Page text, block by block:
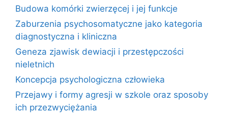
Budowa komórki zwierzęcej i jej funkcje
Zaburzenia psychosomatyczne jako kategoria
diagnostyczna i kliniczna
Geneza zjawisk dewiacji i przestępczości
nieletnich
Koncepcja psychologiczna człowieka
Przejawy i formy agresji w szkole oraz sposoby
ich przezwyciężania